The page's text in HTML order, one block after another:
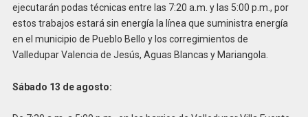
ejecutarán podas técnicas entre las 7:20 a.m. y las 5:00 p.m., por
estos trabajos estará sin energía la línea que suministra energía
en el municipio de Pueblo Bello y los corregimientos de
Valledupar Valencia de Jesús, Aguas Blancas y Mariangola.
Sábado 13 de agosto: